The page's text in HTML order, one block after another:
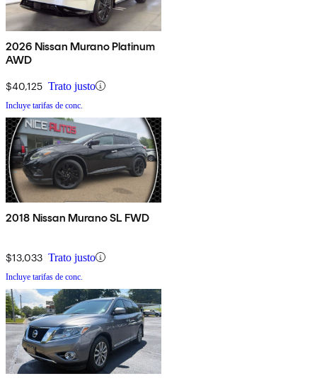
2026 Nissan Murano Platinum
AWD
$40,125 Trato justo
Incluye tarifas de conc.
2018 Nissan Murano SL FWD
$13,033 Trato justo
Incluye tarifas de conc.